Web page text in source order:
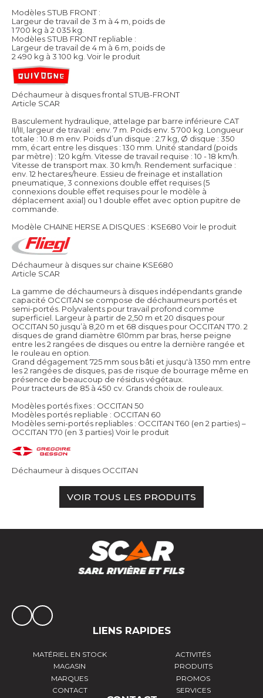
Modèles STUB FRONT :
Largeur de travail de 3 m à 4 m, poids de
1 700 kg à 2 035 kg.
Modèles STUB FRONT repliable :
Largeur de travail de 4 m à 6 m, poids de
2 490 kg à 3 100 kg. Voir le produit
Déchaumeur à disques frontal STUB-FRONT
Article SCAR
Basculement hydraulique, attelage par barre inférieure CAT
II/III, largeur de travail : env. 7 m. Poids env. 5 700 kg. Longueur
totale : 10.8 m env. Poids d’un disque : 2.7 kg, Ø disque : 350
mm, écart entre les disques : 130 mm. Unité standard (poids
par mètre) : 120 kg/m. Vitesse de travail requise : 10 - 18 km/h.
Vitesse de transport max. 30 km/h. Rendement surfacique :
env. 12 hectares/heure. Essieu de freinage et installation
pneumatique, 3 connexions double effet requises (5
connexions double effet requises pour le modèle à
déplacement axial) ou 1 double effet avec option pupitre de
commande.
Modèle CHAINE HERSE A DISQUES : KSE680 Voir le produit
Déchaumeur à disques sur chaine KSE680
Article SCAR
La gamme de déchaumeurs à disques indépendants grande
capacité OCCITAN se compose de déchaumeurs portés et
semi-portés. Polyvalents pour travail profond comme
superficiel. Largeur à partir de 2,50 m et 20 disques pour
OCCITAN 50 jusqu’à 8,20 m et 68 disques pour OCCITAN T70. 2
disques de grand diamètre 610mm par bras, herse peigne
entre les 2 rangées de disques ou entre la dernière rangée et
le rouleau en option.
Grand dégagement 725 mm sous bâti et jusqu'à 1350 mm entre
les 2 rangées de disques, pas de risque de bourrage même en
présence de beaucoup de résidus végétaux.
Pour tracteurs de 85 à 450 cv. Grands choix de rouleaux.
Modèles portés fixes : OCCITAN 50
Modèles portés repliable : OCCITAN 60
Modèles semi-portés repliables : OCCITAN T60 (en 2 parties) –
OCCITAN T70 (en 3 parties) Voir le produit
Déchaumeur à disques OCCITAN
VOIR TOUS LES PRODUITS
LIENS RAPIDES
MATÉRIEL EN STOCK
ACTIVITÉS
MAGASIN
PRODUITS
MARQUES
PROMOS
CONTACT
SERVICES